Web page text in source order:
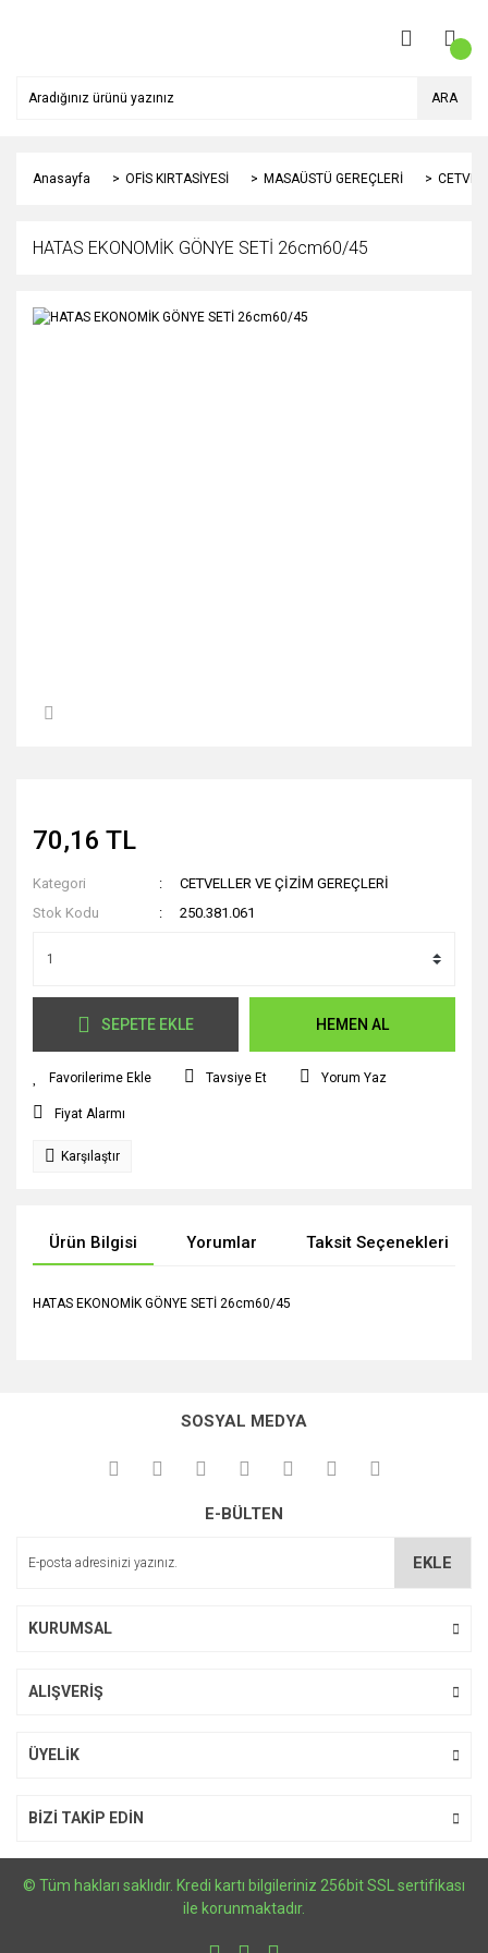
ARA
Anasayfa OFİS KIRTASİYESİ MASAÜSTÜ GEREÇLERİ
HATAS EKONOMİK GÖNYE SETİ 26cm60/45
70,16 TL
Kategori
CETVELLER VE ÇİZİM GEREÇLERİ
Stok Kodu
250.381.061
SEPETE EKLE HEMEN AL
Tavsiye Et Yorum Yaz
Fiyat Alarmı
Karşılaştır
Ürün Bilgisi Yorumlar Taksit Seçenekleri
HATAS EKONOMİK GÖNYE SETİ 26cm60/45
kullanarak tarafımıza iletebilirsiniz.
Görüş ve önerileriniz için teşekkür ederiz.
Ürün açıklamasında eksik bilgiler bulunuyor.
SOSYAL MEDYA
E-BÜLTEN
EKLE
KURUMSAL
ALIŞVERİŞ
ÜYELİK
BİZİ TAKİP EDİN
© Tüm hakları saklıdır. Kredi kartı bilgileriniz 256bit SSL sertifikası
ile korunmaktadır.